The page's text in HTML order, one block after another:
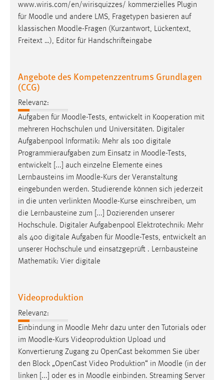
www.wiris.com/en/wirisquizzes/ kommerzielles Plugin
für Moodle und andere LMS, Fragetypen basieren auf
klassischen Moodle-Fragen (Kurzantwort, Lückentext,
Freitext …), Editor für Handschrifteingabe
Angebote des Kompetenzzentrums Grundlagen
(CCG)
Relevanz:
Aufgaben für Moodle-Tests, entwickelt in Kooperation mit
mehreren Hochschulen und Universitäten. Digitaler
Aufgabenpool Informatik: Mehr als 100 digitale
Programmieraufgaben zum Einsatz in Moodle-Tests,
entwickelt [...] auch einzelne Elemente eines
Lernbausteins im Moodle-Kurs der Veranstaltung
eingebunden werden. Studierende können sich jederzeit
in die unten verlinkten Moodle-Kurse einschreiben, um
die Lernbausteine zum [...] Dozierenden unserer
Hochschule. Digitaler Aufgabenpool Elektrotechnik: Mehr
als 400 digitale Aufgaben für Moodle-Tests, entwickelt an
unserer Hochschule und einsatzgeprüft . Lernbausteine
Mathematik: Vier digitale
Videoproduktion
Relevanz:
Einbindung in Moodle Mehr dazu unter den Tutorials oder
im Moodle-Kurs Videoproduktion Upload und
Konvertierung Zugang zu OpenCast bekommen Sie über
den Block „OpenCast Video Produktion“ in Moodle (in der
linken [...] oder es in Moodle einbinden. Streaming Server